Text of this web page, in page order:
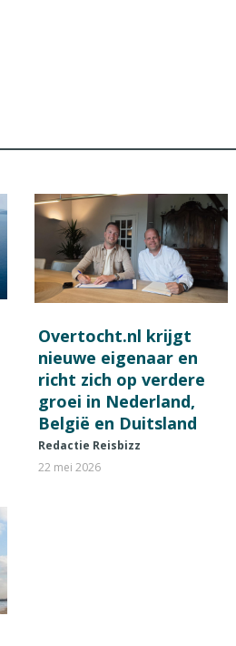
Overtocht.nl krijgt
nieuwe eigenaar en
richt zich op verdere
groei in Nederland,
België en Duitsland
Redactie Reisbizz
22 mei 2026